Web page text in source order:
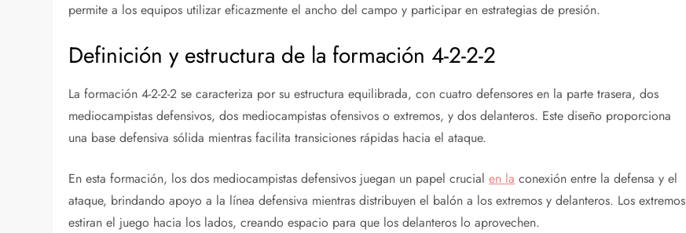
permite a los equipos utilizar eficazmente el ancho del campo y participar en estrategias de presión.
Definición y estructura de la formación 4-2-2-2
La formación 4-2-2-2 se caracteriza por su estructura equilibrada, con cuatro defensores en la parte trasera, dos
mediocampistas defensivos, dos mediocampistas ofensivos o extremos, y dos delanteros. Este diseño proporciona
una base defensiva sólida mientras facilita transiciones rápidas hacia el ataque.
En esta formación, los dos mediocampistas defensivos juegan un papel crucialen la conexión entre la defensa y el
ataque, brindando apoyo a la línea defensiva mientras distribuyen el balón a los extremos y delanteros. Los extremos
estiran el juego hacia los lados, creando espacio para que los delanteros lo aprovechen.